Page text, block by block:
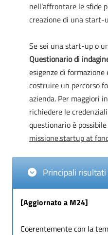
nell’affrontare le sfide
creazione di una start-
Se sei una start-up o
Questionario di
esigenze di formazione
costruire un percorso
azienda. Per maggiori
richiedere le
questionario è
missione.startup at
Principali
[Aggiornato a M24]
Coerentemente con la